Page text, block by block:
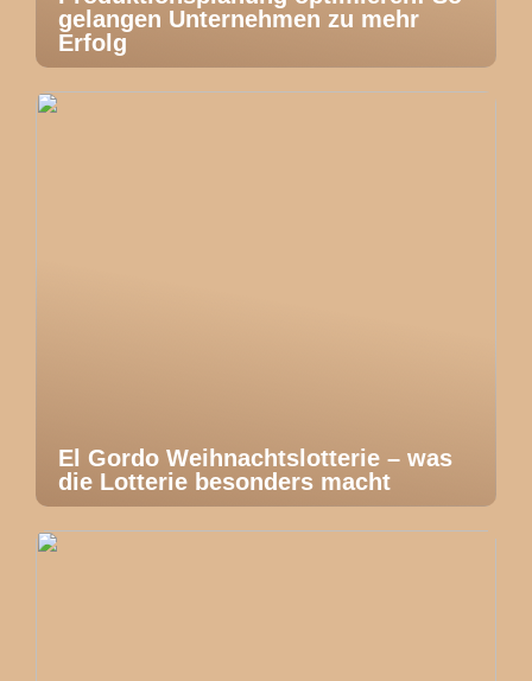
gelangen Unternehmen zu mehr
Erfolg
El Gordo Weihnachtslotterie – was
die Lotterie besonders macht